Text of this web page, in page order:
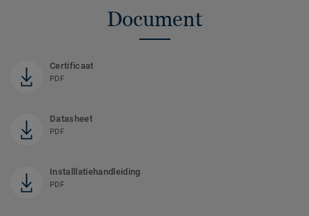
Document
Certificaat
PDF
Datasheet
PDF
Installlatiehandleiding
PDF